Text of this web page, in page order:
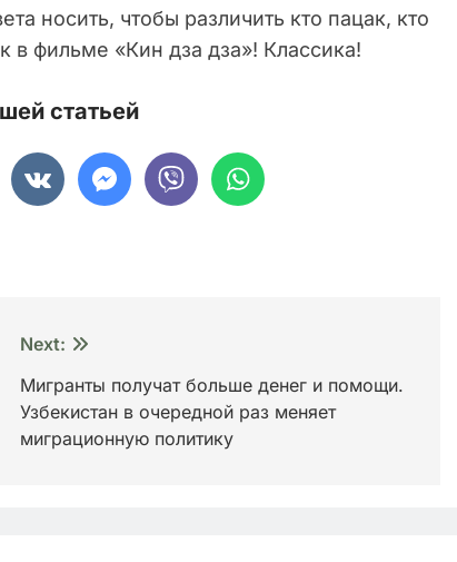
носить, чтобы различить кто пацак, кто
в фильме «Кин дза дза»! Классика!
статьей
Next:
Мигранты получат больше денег и помощи.
Узбекистан в очередной раз меняет
миграционную политику